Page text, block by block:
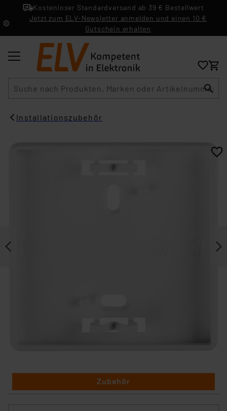
Kostenloser Standardversand ab 39 € Bestellwert
Jetzt zum ELV-Newsletter anmelden und einen 10 €
Gutschein erhalten
Installationszubehör
Zubehör